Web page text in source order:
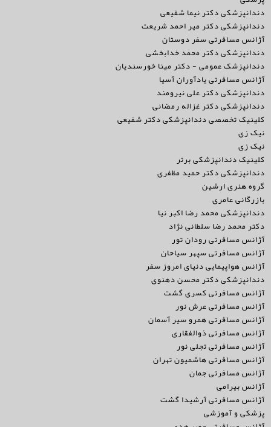
دندانپزشکی دکتر نیما شفیعی
دندانپزشکی دکتر میر احمد شریعت
آژانس مسافرتی سفر دوستان
دندانپزشکی دکتر محمد خدابخشی
دندانپزشک عمومی - دکتر مینا خورسندیان
آژانس مسافرتی یادآوران آسیا
دندانپزشکی دکتر علی نیرومند
دندانپزشکی دکتر غزاله رمضانی
کلینیک تخصصی دندانپزشکی دکتر شفیعی
نیک زی
نیک زی
کلینیک دندانپزشکی برتر
دندانپزشکی دکتر حمید مظفری
گروه هنری ارشین
بازرگانی عامری
دندانپزشکی محمد رضا اکبر نیا
دکتر محمد رضا سلطانی نژاد
آژانس مسافرتی رودان تور
آژانس مسافرتی سپهر سیاحان
آژانس هواپیمایی دنیای امروز سفر
دندانپزشکی دکتر محسن دهنوی
آژانس مسافرتی کسری گشت
آژانس مسافرتی عرش نور
آژانس مسافرتی همرو سیر آسمان
آژانس مسافرتی ذوالفقاری
آژانس مسافرتی تجلی نور
آژانس مسافرتی هاشمیون تهران
آژانس مسافرتی جمان
آژانس بیرامی
آژانس مسافرتی آرشیدا گشت
پزشکی و آموزشی